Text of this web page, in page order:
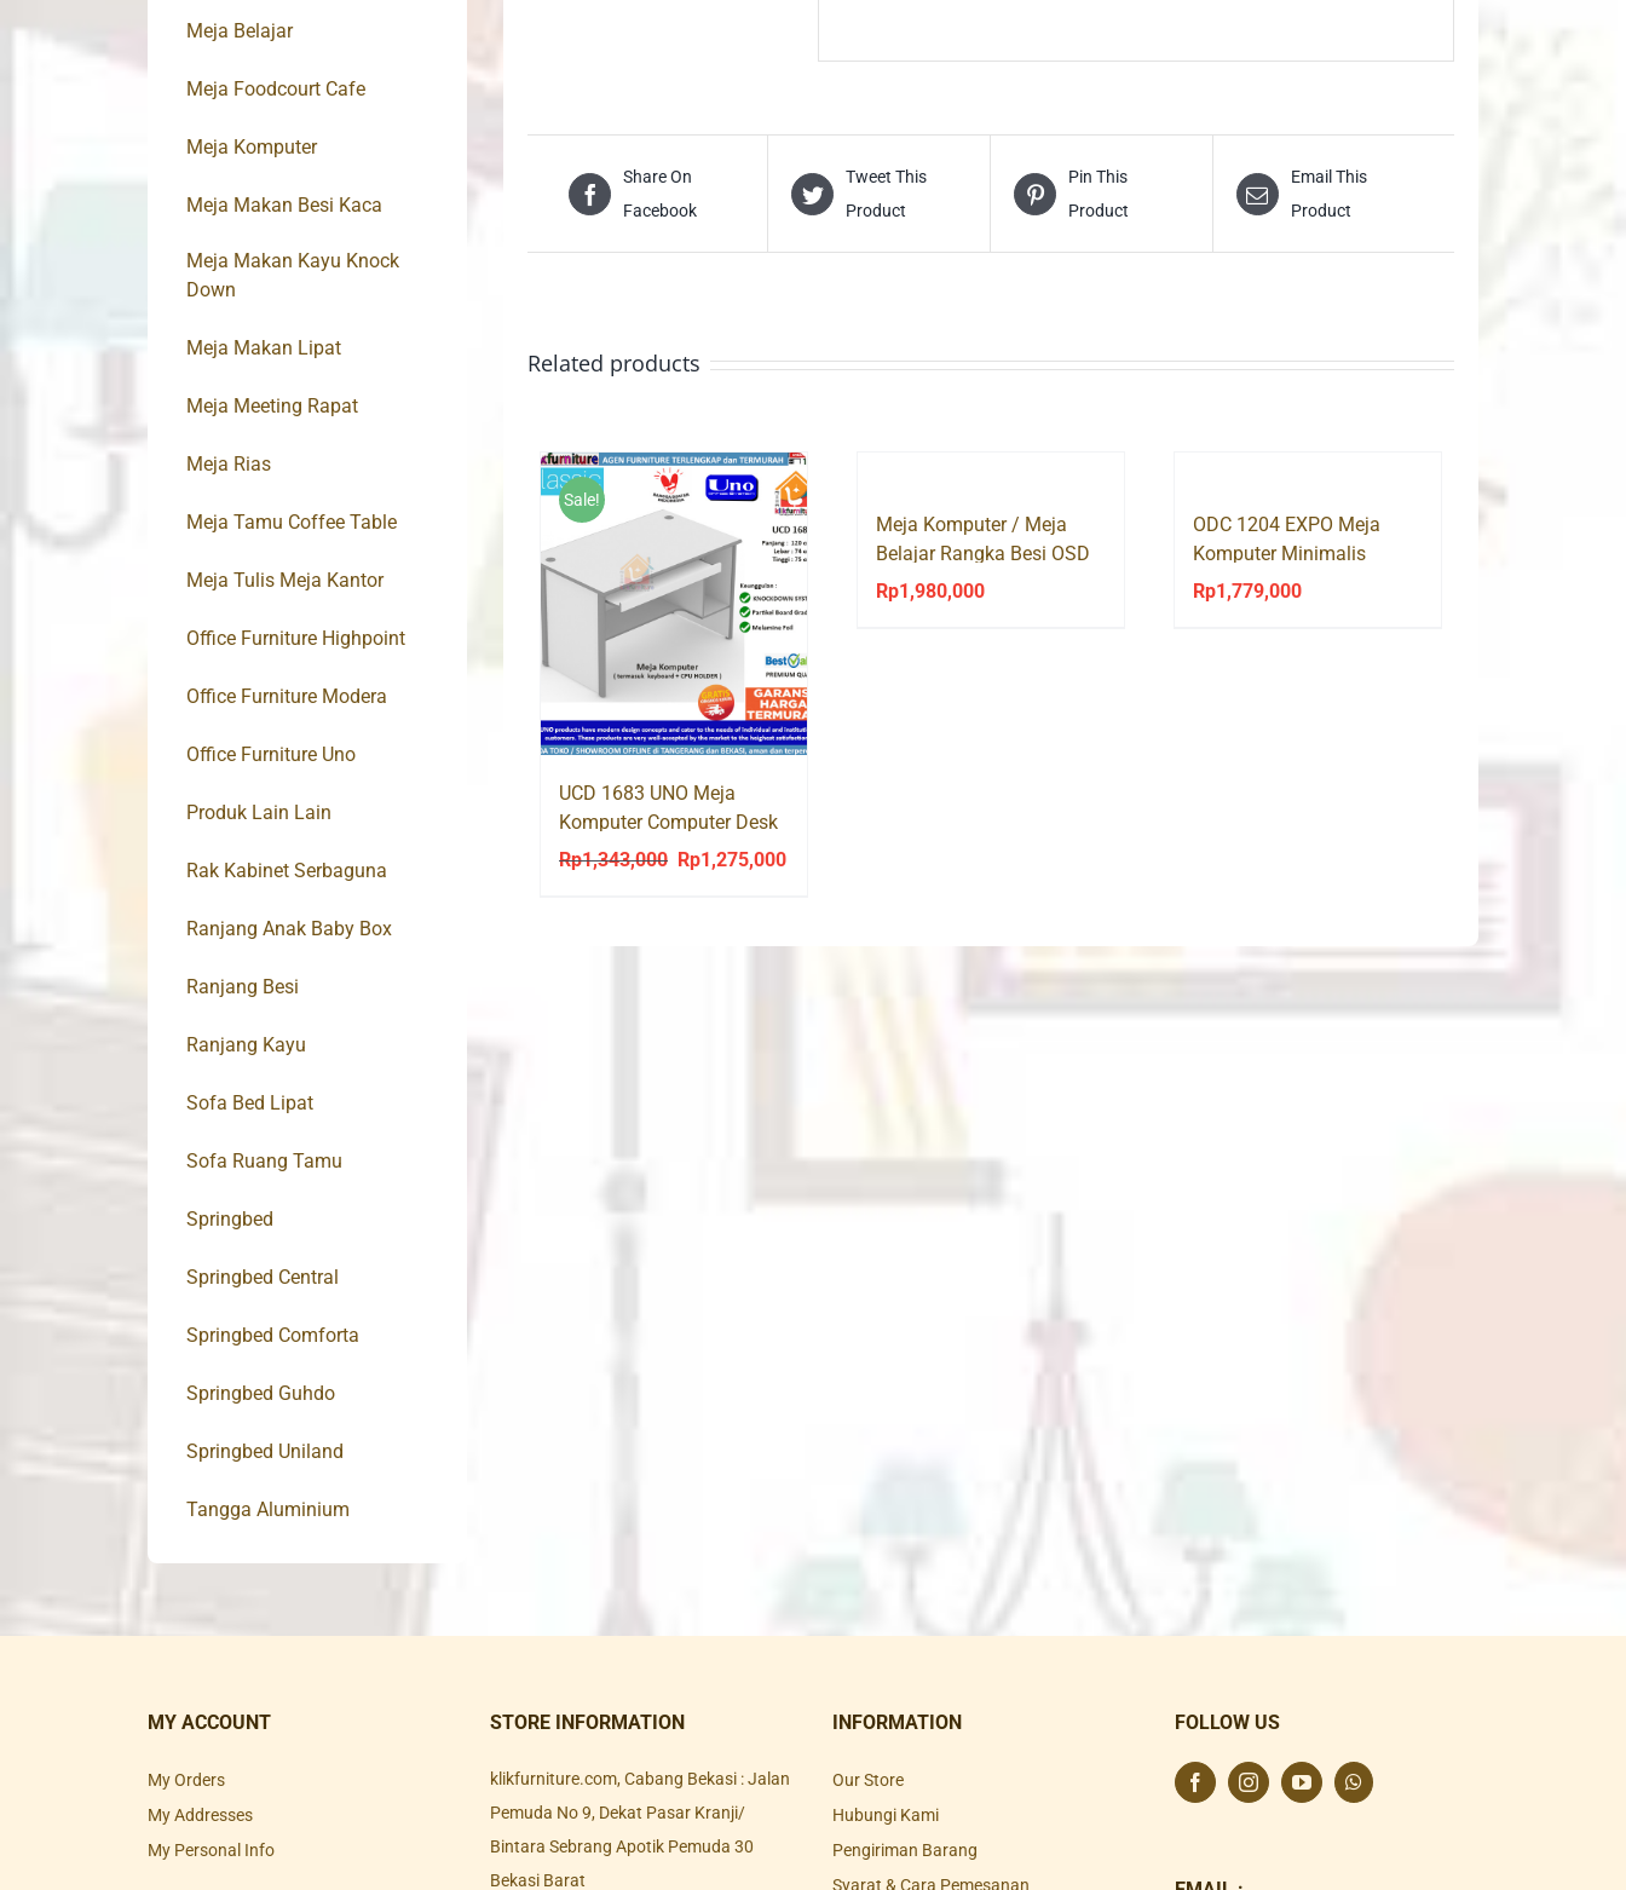
Share On
Facebook
Tweet This
Product
Pin This
Product
Email This
Product
Related products
Sale!
UCD 1683 UNO Meja
Komputer Computer Desk
120cm
Rp1,343,000
Original
Rp1,275,000Current
Meja Komputer / Meja
Belajar Rangka Besi OSD
1050 EXPO
Rp1,980,000
ODC 1204 EXPO Meja
Komputer Minimalis
Modern
Rp1,779,000
Meja Belajar
Meja Foodcourt Cafe
Meja Komputer
Meja Makan Besi Kaca
Meja Makan Kayu Knock
Down
Meja Makan Lipat
Meja Meeting Rapat
Meja Rias
Meja Tamu Coffee Table
Meja Tulis Meja Kantor
Office Furniture Highpoint
Office Furniture Modera
Office Furniture Uno
Produk Lain Lain
Rak Kabinet Serbaguna
Ranjang Anak Baby Box
Ranjang Besi
Ranjang Kayu
Sofa Bed Lipat
Sofa Ruang Tamu
Springbed
Springbed Central
Springbed Comforta
Springbed Guhdo
Springbed Uniland
Tangga Aluminium
MY ACCOUNT
My Orders
My Addresses
My Personal Info
STORE INFORMATION
klikfurniture.com, Cabang Bekasi : Jalan
Pemuda No 9, Dekat Pasar Kranji/
Bintara Sebrang Apotik Pemuda 30
Bekasi Barat
INFORMATION
Our Store
Hubungi Kami
Pengiriman Barang
Syarat & Cara Pemesanan
FOLLOW US